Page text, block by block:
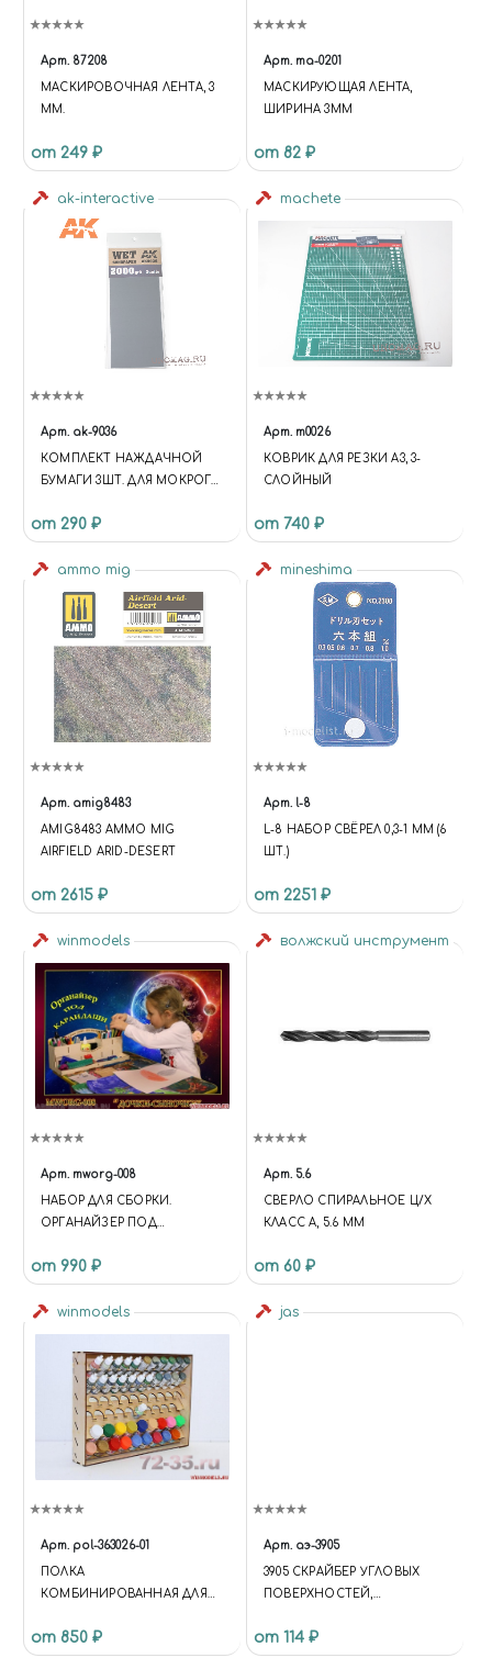
Арт. 87208
МАСКИРОВОЧНАЯ ЛЕНТА, 3
ММ.
от 249 ₽
Арт. ma-0201
МАСКИРУЮЩАЯ ЛЕНТА,
ШИРИНА 3ММ
от 82 ₽
ak-interactive
Арт. ak-9036
КОМПЛЕКТ НАЖДАЧНОЙ
БУМАГИ 3ШТ. ДЛЯ МОКРОГО
от 290 ₽
machete
Арт. m0026
КОВРИК ДЛЯ РЕЗКИ А3, 3-
СЛОЙНЫЙ
от 740 ₽
ammo mig
Арт. amig8483
AMIG8483 AMMO MIG
AIRFIELD ARID-DESERT
от 2615 ₽
mineshima
Арт. l-8
L-8 НАБОР СВЁРЕЛ 0,3-1 ММ (6
ШТ.)
от 2251 ₽
winmodels
Арт. mworg-008
НАБОР ДЛЯ СБОРКИ.
ОРГАНАЙЗЕР ПОД
СЫНОЧКИ»
от 990 ₽
волжский инструмент
Арт. 5.6
СВЕРЛО СПИРАЛЬНОЕ Ц/Х
КЛАСС А, 5.6 ММ
от 60 ₽
winmodels
Арт. pol-363026-01
ПОЛКА
КОМБИНИРОВАННАЯ ДЛЯ
от 850 ₽
jas
Арт. аэ-3905
3905 СКРАЙБЕР УГЛОВЫХ
ПОВЕРХНОСТЕЙ,
БОЛТОВ И ГАЕК
от 114 ₽